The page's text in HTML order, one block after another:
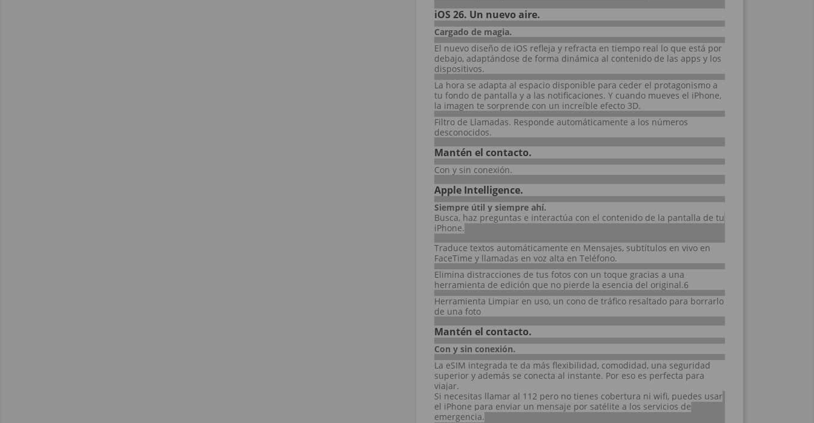
iOS 26. Un nuevo aire.
Cargado de magia.
El nuevo diseño de iOS refleja y refracta en tiempo real lo que está por
debajo, adaptándose de forma dinámica al contenido de las apps y los
dispositivos.
La hora se adapta al espacio disponible para ceder el protagonismo a
tu fondo de pantalla y a las notificaciones. Y cuando mueves el iPhone,
la imagen te sorprende con un increíble efecto 3D.
Filtro de Llamadas. Responde automáticamente a los números
desconocidos.
Mantén el contacto.
Con y sin conexión.
Apple Intelligence.
Siempre útil y siempre ahí.
Busca, haz preguntas e interactúa con el contenido de la pantalla de tu
iPhone.
Traduce textos automáticamente en Mensajes, subtítulos en vivo en
FaceTime y llamadas en voz alta en Teléfono.
Elimina distracciones de tus fotos con un toque gracias a una
herramienta de edición que no pierde la esencia del original.6
Herramienta Limpiar en uso, un cono de tráfico resaltado para borrarlo
de una foto
Mantén el contacto.
Con y sin conexión.
La eSIM integrada te da más flexibilidad, comodidad, una seguridad
superior y además se conecta al instante. Por eso es perfecta para
viajar.
Si necesitas llamar al 112 pero no tienes cobertura ni wifi, puedes usar
el iPhone para enviar un mensaje por satélite a los servicios de
emergencia.